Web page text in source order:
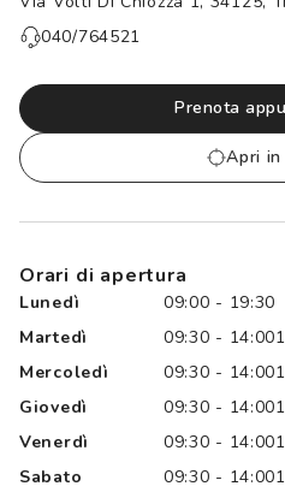
Controllo visivo
Carta fedeltà
040/764521
Prenota
Apri in
Orari di apertura
Lunedì
09:00 - 19:30
Martedì
09:30 - 14:00
Mercoledì
09:30 - 14:00
Giovedì
09:30 - 14:00
Venerdì
09:30 - 14:00
Sabato
09:30 - 14:00